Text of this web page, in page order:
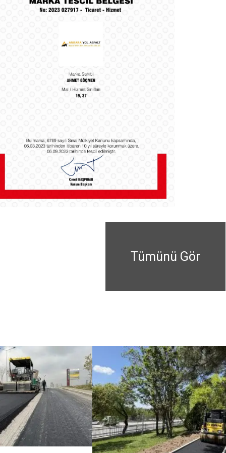
Tümünü Gör